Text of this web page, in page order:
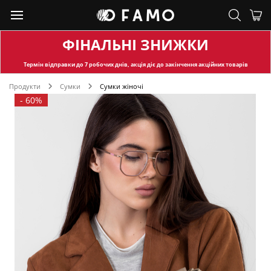
ФІНАЛЬНІ ЗНИЖКИ
Термін відправкидо 7 робочих днів, акція діє до закінчення акційних товарів
Продукти Сумки Сумки жіночі
- 60%